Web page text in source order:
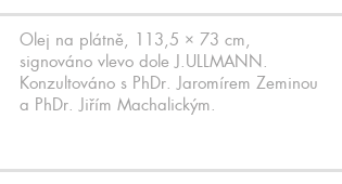
Olej na plátně, 113,5 × 73 cm,
signováno vlevo dole J.ULLMANN.
Konzultováno s PhDr. Jaromírem Zeminou
a PhDr. Jiřím Machalickým.